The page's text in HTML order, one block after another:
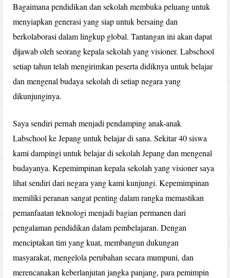
Bagaimana pendidikan dan sekolah membuka peluang untuk
menyiapkan generasi yang siap untuk bersaing dan
berkolaborasi dalam lingkup global. Tantangan ini akan dapat
dijawab oleh seorang kepala sekolah yang visioner. Labschool
setiap tahun telah mengirimkan peserta didiknya untuk belajar
dan mengenal budaya sekolah di setiap negara yang
dikunjunginya.
Saya sendiri pernah menjadi pendamping anak-anak
Labschool ke Jepang untuk belajar di sana. Sekitar 40 siswa
kami dampingi untuk belajar di sekolah Jepang dan mengenal
budayanya. Kepemimpinan kepala sekolah yang visioner saya
lihat sendiri dari negara yang kami kunjungi. Kepemimpinan
memiliki peranan sangat penting dalam rangka memastikan
pemanfaatan teknologi menjadi bagian permanen dari
pengalaman pendidikan dalam pembelajaran. Dengan
menciptakan tim yang kuat, membangun dukungan
masyarakat, mengelola perubahan secara mumpuni, dan
merencanakan keberlanjutan jangka panjang, para pemimpin